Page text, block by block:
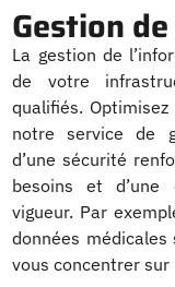
Gestion
La gestion de
de votre
qualifiés.
notre service de
d’une sécurité
besoins et d’une
vigueur. Par
données
vous concentrer